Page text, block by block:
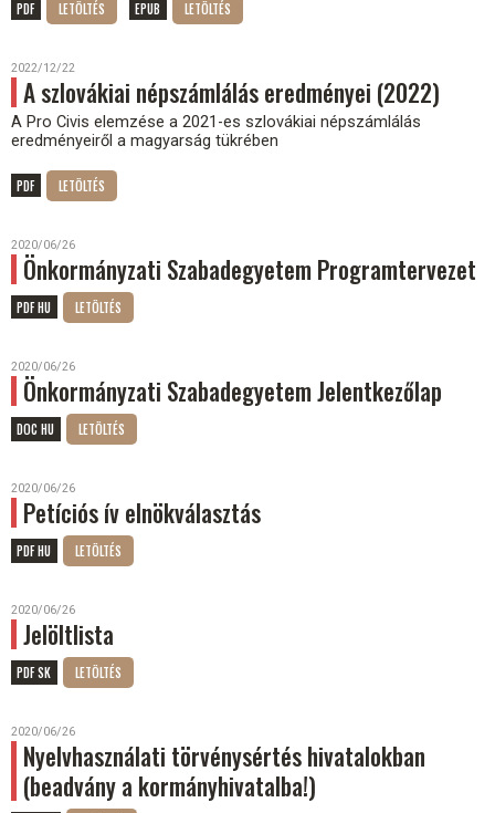
PDF EPUB
2022/12/22
A szlovákiai népszámlálás eredményei (2022)
A Pro Civis elemzése a 2021-es szlovákiai népszámlálás
eredményeiről a magyarság tükrében
PDF
2020/06/26
Önkormányzati Szabadegyetem Programtervezet
PDF HU
2020/06/26
Önkormányzati Szabadegyetem Jelentkezőlap
DOC HU
2020/06/26
Petíciós ív elnökválasztás
PDF HU
2020/06/26
Jelöltlista
PDF SK
2020/06/26
Nyelvhasználati törvénysértés hivatalokban
(beadvány a kormányhivatalba!)